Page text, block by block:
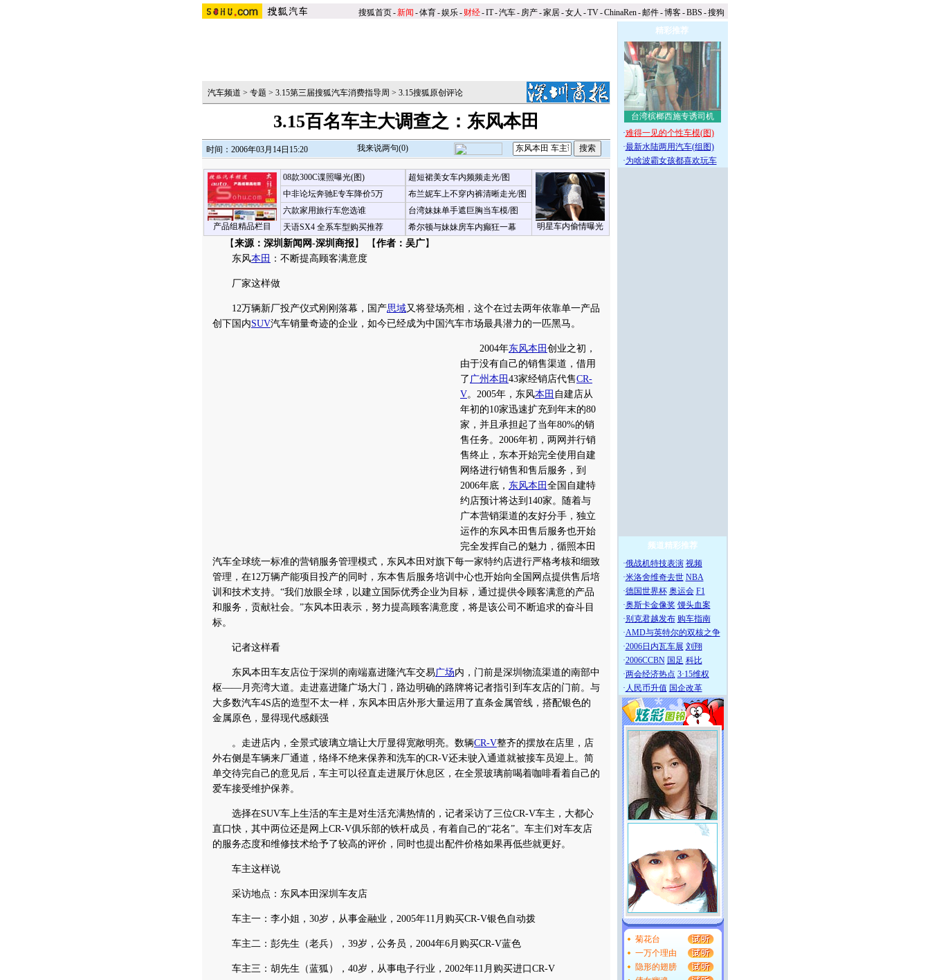
搜狐首页-新闻 -体育-娱乐- 财经-IT-汽车- 房产-家居-女人 -TV-ChinaRen-邮件-博客-BBS -搜狗
汽车频道 > 专题 > 3.15第三届搜狐汽车消费指导周 > 3.15搜狐原创评论
3.15百名车主大调查之：东风本田
时间：2006年03月14日15:20 我来说两句(0)
产品组精品栏目
08款300C谍照曝光(图)
中非论坛奔驰E专车降价5万
六款家用旅行车您选谁
天语SX4 全系车型购买推荐
超短裙美女车内频频走光/图
明星车内偷情曝光
布兰妮车上不穿内裤清晰走光/图
台湾妹妹单手遮巨胸当车模/图
希尔顿与妹妹房车内癫狂一幕
【来源：深圳新闻网-深圳商报】 【作者：吴广】
东风本田 ：不断提高顾客满意度
厂家这样做
12万辆新厂投产仪式刚刚落幕，国产思域又将登场亮相，这个在过去两年依靠单一产品
创下国内SUV汽车销量奇迹的企业，如今已经成为中国汽车市场最具潜力的一匹黑马。
2004年东风本田 创业之初，
由于没有自己的销售渠道，借用
了 广州本田 43家经销店代售CR-
V。2005年，东风本田 自建店从
年初的10家迅速扩充到年末的80
家，并且承担起了当年80%的销
售任务。2006年初，两网并行销
售终止，东本开始完全使用自建
网络进行销售和售后服务，到
2006年底， 东风本田 全国自建特
约店预计将达到140家。随着与
广本营销渠道的友好分手，独立
运作的东风本田售后服务也开始
完全发挥自己的魅力，循照本田
汽车全球统一标准的营销服务管理模式，东风本田对旗下每一家特约店进行严格考核和细致
管理，在12万辆产能项目投产的同时，东本售后服务培训中心也开始向全国网点提供售后培
训和技术支持。“我们放眼全球，以建立国际优秀企业为目标，通过提供令顾客满意的产品
和服务，贡献社会。”东风本田表示，努力提高顾客满意度，将是该公司不断追求的奋斗目
标。
记者这样看
东风本田车友店位于深圳的南端嘉进隆汽车交易广场内，门前是深圳物流渠道的南部中
枢——月亮湾大道。走进嘉进隆广场大门，路边明确的路牌将记者指引到车友店的门前。与
大多数汽车4S店的造型不太一样，东风本田店外形大量运用了直条金属管线，搭配银色的
金属原色，显得现代感颇强
。走进店内，全景式玻璃立墙让大厅显得宽敞明亮。数辆CR-V整齐的摆放在店里，店
外右侧是车辆来厂通道，络绎不绝来保养和洗车的CR-V还未驶入通道就被接车员迎上。简
单交待完自己的意见后，车主可以径直走进展厅休息区，在全景玻璃前喝着咖啡看着自己的
爱车接受维护保养。
选择在SUV车上生活的车主是对生活充满热情的，记者采访了三位CR-V车主，大都心
直口快，其中两位还是网上CR-V俱乐部的铁杆成员，有着自己的“花名”。车主们对车友店
的服务态度和维修技术给予了较高的评价，同时也提出配件价格如果再低些就更好。
车主这样说
采访地点：东风本田深圳车友店
车主一：李小姐，30岁，从事金融业，2005年11月购买CR-V银色自动拨
车主二：彭先生（老兵），39岁，公务员，2004年6月购买CR-V蓝色
车主三：胡先生（蓝狐），40岁，从事电子行业，2002年11月购买进口CR-V
精彩推荐
台湾槟榔西施专诱司机
·难得一见的个性车模(图)
·最新水陆两用汽车(组图)
·为啥波霸女孩都喜欢玩车
频道精彩推荐
·俄战机特技表演 视频
·米洛舍维奇去世 NBA
·德国世界杯 奥运会 F1
·奥斯卡金像奖 馒头血案
·别克君越发布 购车指南
·AMD与英特尔的双核之争
·2006日内瓦车展 刘翔
·2006CCBN 国足 科比
·两会经济热点 3·15维权
· 人民币升值 国企改革
菊花台
一万个理由
隐形的翅膀